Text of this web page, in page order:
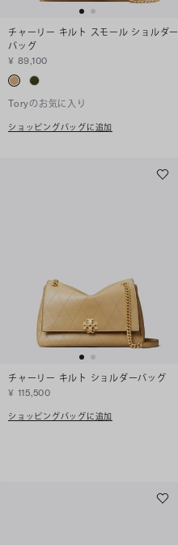
チャーリー キルト スモール ショルダー
バッグ
¥ 89,100
Toryのお気に入り
ショッピングバッグに追加
チャーリー キルト ショルダーバッグ
¥ 115,500
ショッピングバッグに追加